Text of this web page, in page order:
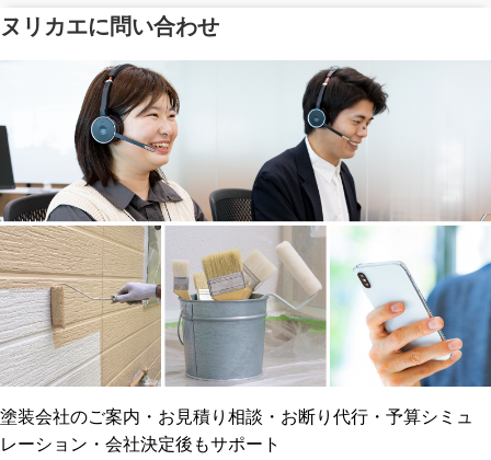
塗料の​品質を​保証
メーカー保証
工事保険
ご近所トラブルに
賠償保険
省エネ効果
断熱・遮熱塗料対応
雨漏り修繕
防水工事
ヌリカエに問い合わせ
塗装会社のご案内・お見積り相談・お断り代行・予算シミュ
レーション・会社決定後もサポート